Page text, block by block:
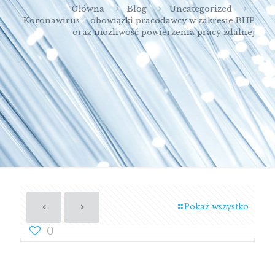
Główna Blog
Uncategorized
Koronawirus – obowiązki pracodawcy w zakresie BHP
oraz możliwość powierzenia pracy zdalnej
Pokaż wszystko
0